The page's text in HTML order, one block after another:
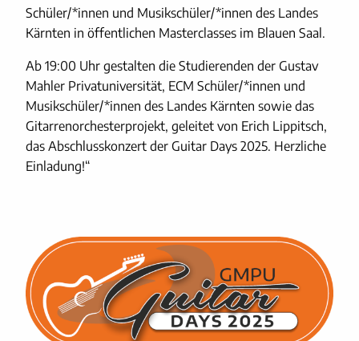
Schüler/*innen und Musikschüler/*innen des Landes
Kärnten in öffentlichen Masterclasses im Blauen Saal.
Ab 19:00 Uhr gestalten die Studierenden der Gustav
Mahler Privatuniversität, ECM Schüler/*innen und
Musikschüler/*innen des Landes Kärnten sowie das
Gitarrenorchesterprojekt, geleitet von Erich Lippitsch,
das Abschlusskonzert der Guitar Days 2025. Herzliche
Einladung!“